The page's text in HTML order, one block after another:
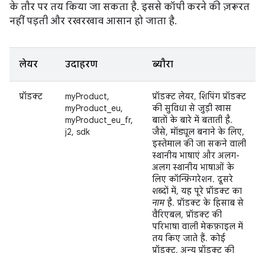
के तौर पर तय किया जा सकता है. इससे कॉपी करने की ज़रूरत
नहीं पड़ती और रखरखाव आसान हो जाता है.
लेयर उदाहरण ब्यौरा
प्रॉडक्ट
myProduct,
myProduct_eu,
myProduct_eu_fr,
j2, sdk
प्रॉडक्ट लेयर, शिपिंग प्रॉडक्ट
की सुविधा से जुड़ी खास
बातों के बारे में बताती है.
जैसे, मॉड्यूल बनाने के लिए,
इस्तेमाल की जा सकने वाली
स्थानीय भाषाएं और अलग-
अलग स्थानीय भाषाओं के
लिए कॉन्फ़िगरेशन. दूसरे
शब्दों में, यह पूरे प्रॉडक्ट का
नामहै. प्रॉडक्ट के हिसाब से
वैरिएबल, प्रॉडक्ट की
परिभाषा वाली मेकफ़ाइल में
तय किए जाते हैं. कोई
प्रॉडक्ट, अन्य प्रॉडक्ट की